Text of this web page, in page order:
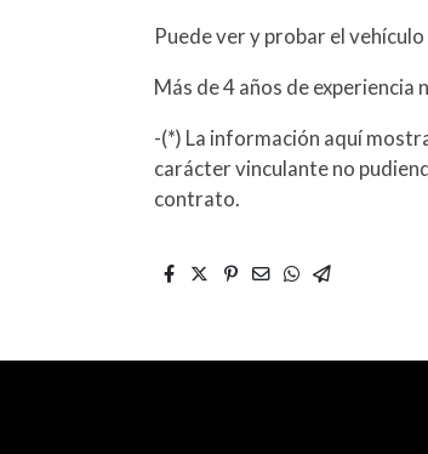
Puede ver y probar el
Más de 4 años de experiencia
-(*) La información aquí
carácter vinculante no
contrato.